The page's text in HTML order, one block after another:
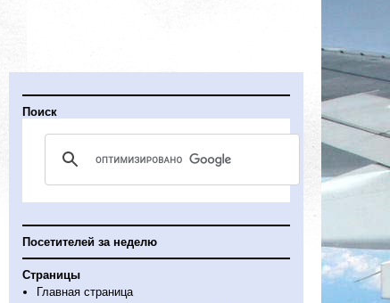
Поиск
Посетителей за неделю
Страницы
Главная страница